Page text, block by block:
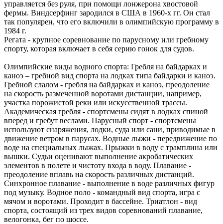
управляется без руля, при помощи лонжерона хвостовой
фермы. Виндсерфинг зародился в США в 1960-х гг. Он стал
так популярен, что его включили в олимпийскую программу в
1984 г.
Регата - крупное соревнование по парусному или гребному
спорту, которая включает в себя серию гонок для судов.
Олимпийские виды водного спорта: Гребля на байдарках и
каноэ – гребной вид спорта на лодках типа байдарки и каноэ.
Гребной слалом - гребля на байдарках и каноэ, преодоление
на скорость размеченной воротами дистанции, например,
участка порожистой реки или искусственной трассы.
Академическая гребля - спортсмены сидят в лодках спиной
вперед и гребут веслами. Парусный спорт - спортсмены
используют снаряжения, лодки, суда или сани, приводимые в
движение ветром в парусах. Водные лыжи - передвижение по
воде на специальных лыжах. Прыжки в воду с трамплина или
вышки. Судьи оценивают выполнение акробатических
элементов в полете и чистоту входа в воду. Плавание -
преодоление вплавь на скорость различных дистанций.
Синхронное плавание - выполнение в воде различных фигур
под музыку. Водное поло - командный вид спорта, игра с
мячом и воротами. Проходит в бассейне. Триатлон - вид
спорта, состоящий из трех видов соревнований плавание,
велогонка, бег по шоссе.